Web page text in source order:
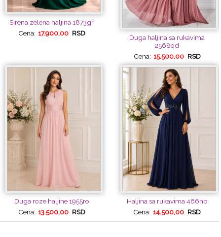
Sirena zelena haljina 1873gr
Cena: 17.900,00 RSD
Duga haljina sa rukavima
2568od
Cena: 15.500,00 RSD
Duga roze haljine 1955ro
Cena: 13.500,00 RSD
Haljina sa rukavima 466nb
Cena: 14.500,00 RSD